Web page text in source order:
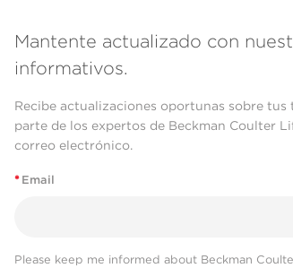
Mantente actualizado con
informativos.
Recibe actualizaciones oportunas sobre tus
parte de los expertos de Beckman Coulter
correo electrónico.
* Email
Please keep me informed about Beckman